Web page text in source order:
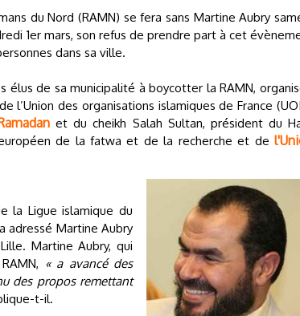
du Nord (RAMN) se fera sans Martine Aubry
1er mars, son refus de prendre part à cet
dans sa ville.
de sa municipalité à boycotter la RAMN,
des organisations islamiques de France
et du cheikh Salah Sultan, président du
de la fatwa et de la recherche et de
la Ligue islamique du
adressé Martine Aubry
Martine Aubry, qui
« a avancé des
des propos remettant
t-il.